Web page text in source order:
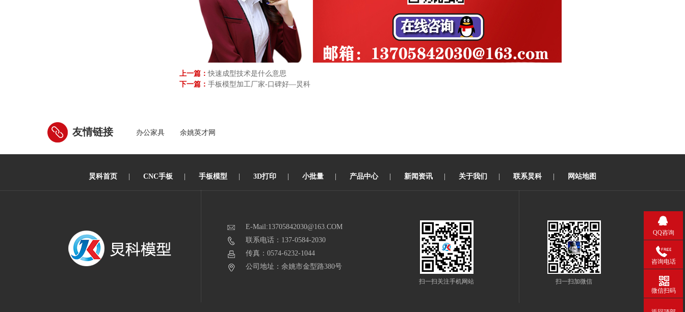
上一篇：快速成型技术是什么意思
下一篇： 手板模型加工厂家-口碑好—炅科
友情链接 办公家具 余姚英才网
炅科首页 CNC手板 手板模型 3D打印 小批量 产品中心 新闻资讯 关于我们 联系炅科 网站地图
E-Mail:13705842030@163.COM
联系电话：137-0584-2030
传真：0574-6232-1044
公司地址：余姚市金型路380号
扫一扫关注手机网站 扫一扫加微信
QQ咨询
咨询电话
微信扫码